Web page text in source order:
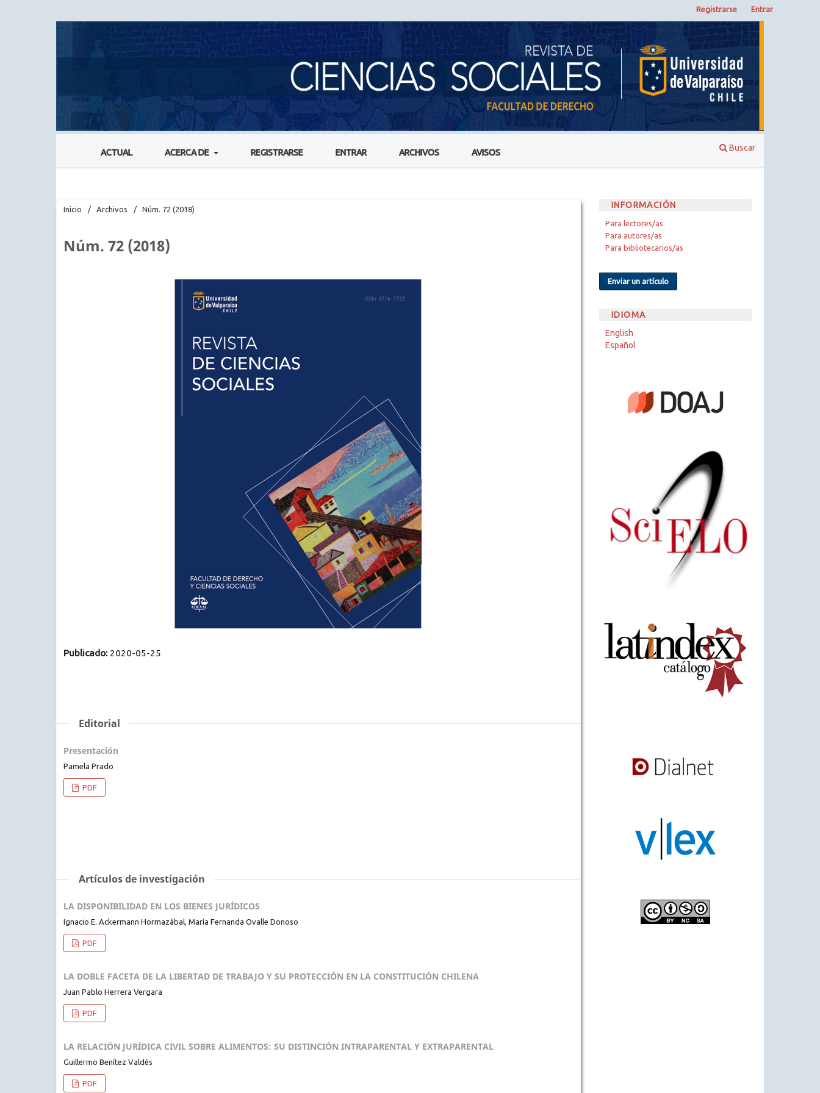
ACTUAL ACERCA DE REGISTRARSE ENTRAR ARCHIVOS AVISOS
Buscar
Registrarse Entrar
Inicio / Archivos / Núm. 72 (2018)
Núm. 72 (2018)
Publicado: 2020-05-25
Editorial
Presentación
Pamela Prado
PDF
Artículos de investigación
LA DISPONIBILIDAD EN LOS BIENES JURÍDICOS
Ignacio E. Ackermann Hormazábal, María Fernanda Ovalle Donoso
PDF
LA DOBLE FACETA DE LA LIBERTAD DE TRABAJO Y SU PROTECCIÓN EN LA CONSTITUCIÓN CHILENA
Juan Pablo Herrera Vergara
PDF
LA RELACIÓN JURÍDICA CIVIL SOBRE ALIMENTOS: SU DISTINCIÓN INTRAPARENTAL Y EXTRAPARENTAL
Guillermo Benítez Valdés
PDF
INFORMACIÓN
Para lectores/as
Para autores/as
Para bibliotecarios/as
Enviar un artículo
IDIOMA
English
Español